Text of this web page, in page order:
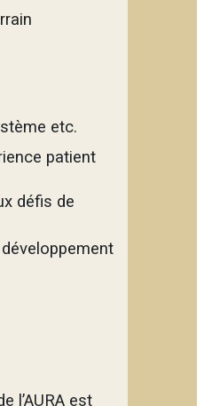
etc.
patient
défis de
l’AURA est